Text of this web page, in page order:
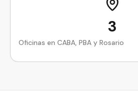
3
Oficinas en CABA, PBA y Rosario